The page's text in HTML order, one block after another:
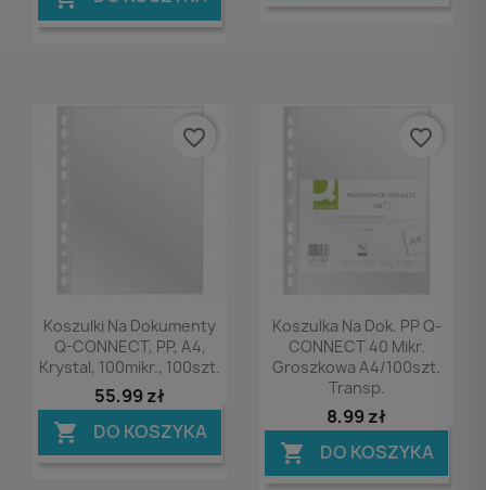
 Podgląd
Koszulki Na Dokumenty
Q-CONNECT, PP, A4,
Krystal, 100mikr., 100szt.
55,99 zł
 DO KOSZYKA
favorite_border
Podgląd
Koszulka Na Dok. PP Q-
CONNECT 40 Mikr.
Groszkowa A4/100szt.
Transp.
8,99 zł
 DO KOSZYKA
favorite_border